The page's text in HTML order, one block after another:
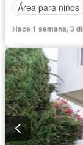
Área para niños
Patio
Hace 1 semana, 3